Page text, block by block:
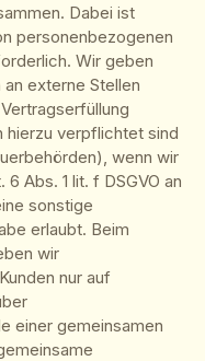
Dabei ist
personenbezogenen
Wir geben
externe Stellen
verpflichtet sind
wenn wir
Abs. 1 lit. f DSGVO an
sonstige
erlaubt. Beim
wir
nur auf
einer gemeinsamen